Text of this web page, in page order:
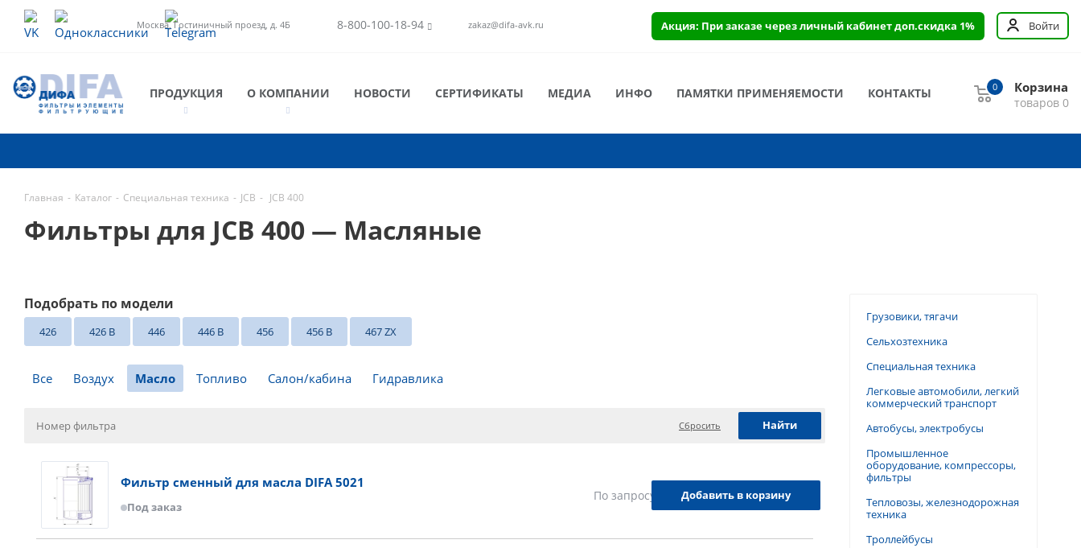
Москва, Гостиничный проезд, д. 4Б 8-800-100-18-94 zakaz@difa-avk.ru Акция: При заказе через личный кабинет доп.скидка 1% Войти
ПРОДУКЦИЯ О КОМПАНИИ НОВОСТИ СЕРТИФИКАТЫ МЕДИА ИНФО ПАМЯТКИ ПРИМЕНЯЕМОСТИ КОНТАКТЫ Корзина
товаров 0
0
Главная - Каталог - Специальная техника - JCB - JCB 400
Фильтры для JCB 400 — Масляные
Подобрать по модели
426 426 B 446 446 B 456 456 B 467 ZX
Все Воздух Масло Топливо Салон/кабина Гидравлика
Сбросить
Фильтр сменный для масла DIFA 5021
Под заказ
По запросу Добавить в корзину
Грузовики, тягачи
Сельхозтехника
Специальная техника
Легковые автомобили, легкий
коммерческий транспорт
Автобусы, электробусы
Промышленное
оборудование, компрессоры,
фильтры
Тепловозы, железнодорожная
техника
Троллейбусы